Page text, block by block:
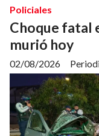
Choque fatal
murió hoy
Policiales
02/08/2026